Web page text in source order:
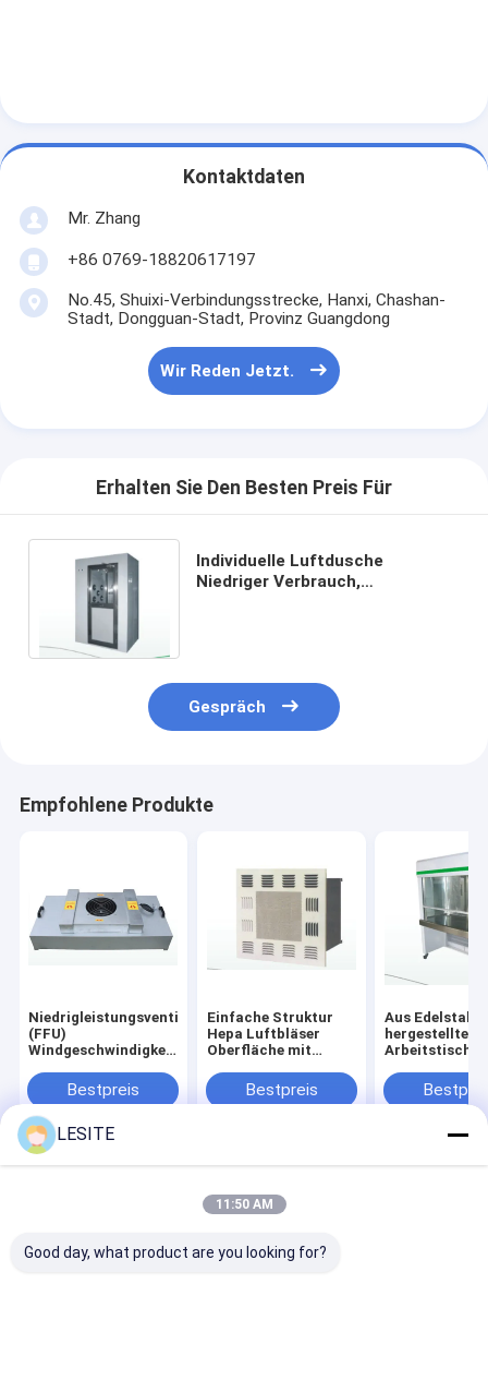
Luftfilter, der Maschine herstellt
Luftfilter-Produktionsmaschine
Taschen-Filter, der Maschine herstellt
Klimaanlage Hepa-Filter
Luftreinigerfilter
Aluminiumbeutelfilter
Staubbeutelfilter
nähende Ultraschallmaschine
Hepa-Beutelfilter
Kontaktdaten
Mr. Zhang
+86 0769-18820617197
No.45, Shuixi-Verbindungsstrecke, Hanxi, Chashan-
Stadt, Dongguan-Stadt, Provinz Guangdong
Wir Reden Jetzt.
Erhalten Sie Den Besten Preis Für
Individuelle Luftdusche
Niedriger Verbrauch,
Gespräch
Empfohlene Produkte
Niedrigleistungsventilatorfilter
(FFU)
Windgeschwindigkeit
Bestpreis
Einfache Struktur
Hepa Luftbläser
Oberfläche mit
Sprühen behandelt
Bestpreis
Aus Edelstahl
hergestellte
Arbeitstische
vertikale Art
Luftstroms
Startseite Über uns
Desktop Site
Datenschutzrichtlinie
All Rights Reserved.
LESITE
11:50 AM
Good day, what product are you looking for?